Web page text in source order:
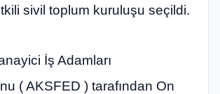
sivil toplum kuruluşu seçildi.
İş Adamları
( AKSFED ) tarafından On